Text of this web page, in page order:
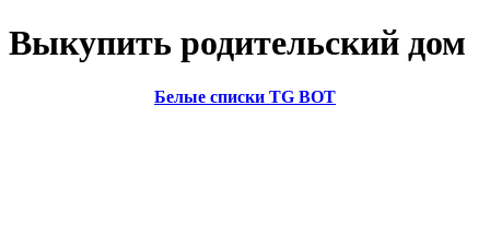
Выкупить родительский дом
Белые списки TG BOT